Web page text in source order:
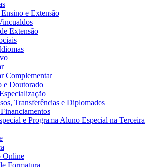
Ensino e Extensão
Extensão
Complementar
e Doutorado
Transferências e Diplomados
e Programa Aluno Especial na Terceira
Online
Formatura